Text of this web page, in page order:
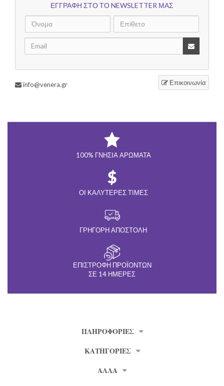
ΕΓΓΡΑΦΗ ΣΤΟ ΤΟ NEWSLETTER ΜΑΣ
Επικοινωνία
info@venera.gr
100% ΓΝΉΣΙΑ ΑΡΏΜΑΤΑ
ΟΙ ΚΑΛΎΤΕΡΕΣ ΤΙΜΈΣ
ΓΡΉΓΟΡΗ ΑΠΟΣΤΟΛΉ
ΕΠΙΣΤΡΟΦΉ ΠΡΟΪΌΝΤΩΝ
ΣΕ 14 ΗΜΈΡΕΣ
ΠΛΗΡΟΦΟΡΊΕΣ
ΚΑΤΗΓΟΡΙΕΣ
ΑΛΛΑ